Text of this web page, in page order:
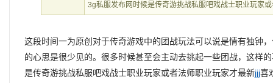
3g私服发布网时候是传奇游挑战私服吧戏战士职业玩家
这段时间一为原创对于传奇游戏中的团战玩法可以说是情有独钟
的心思是很少见的。很多时候甚至会主动去挑起一些团战，这样
是传奇游挑战私服吧戏战士职业玩家或者法师职业玩家才最新jjj喜